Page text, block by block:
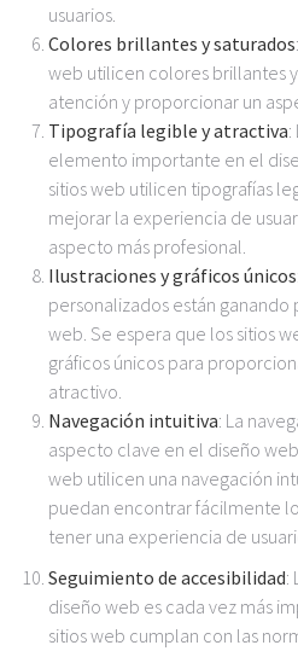
usuarios.
Colores brillantes y saturados
web utilicen colores brillantes
atención y proporcionar un
Tipografía legible y atractiva:
elemento importante en el
sitios web utilicen tipografías
mejorar la experiencia de
aspecto más profesional.
Ilustraciones y gráficos únicos
personalizados están
web. Se espera que los sitios
gráficos únicos para
atractivo.
Navegación intuitiva: La
aspecto clave en el diseño
web utilicen una navegación
puedan encontrar fácilmente
tener una experiencia de
Seguimiento de accesibilidad:
diseño web es cada vez más
sitios web cumplan con las